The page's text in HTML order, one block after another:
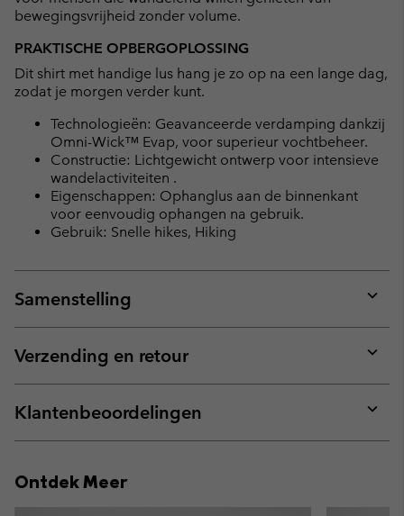
bewegingsvrijheid zonder volume.
PRAKTISCHE OPBERGOPLOSSING
Dit shirt met handige lus hang je zo op na een lange dag,
zodat je morgen verder kunt.
Technologieën: Geavanceerde verdamping dankzij
Omni-Wick™ Evap, voor superieur vochtbeheer.
Constructie: Lichtgewicht ontwerp voor intensieve
wandelactiviteiten .
Eigenschappen: Ophanglus aan de binnenkant
voor eenvoudig ophangen na gebruik.
Gebruik: Snelle hikes, Hiking
Samenstelling
or
Verzending en retour
or
Klantenbeoordelingen
or
Ontdek Meer